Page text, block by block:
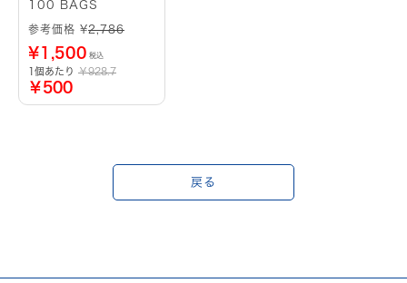
100 BAGS
参考価格 ¥2,786
¥1,500 税込
1個あたり ￥928.7
￥500
戻る